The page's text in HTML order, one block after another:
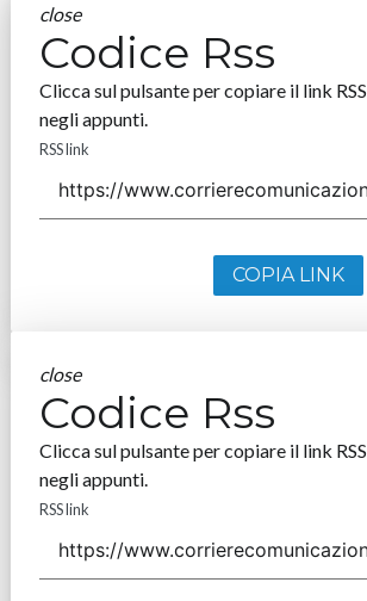
close
Codice Rss
Clicca sul pulsante per copiare il link RSS
negli appunti.
RSS link
COPIA LINK
close
Codice Rss
Clicca sul pulsante per copiare il link RSS
negli appunti.
RSS link